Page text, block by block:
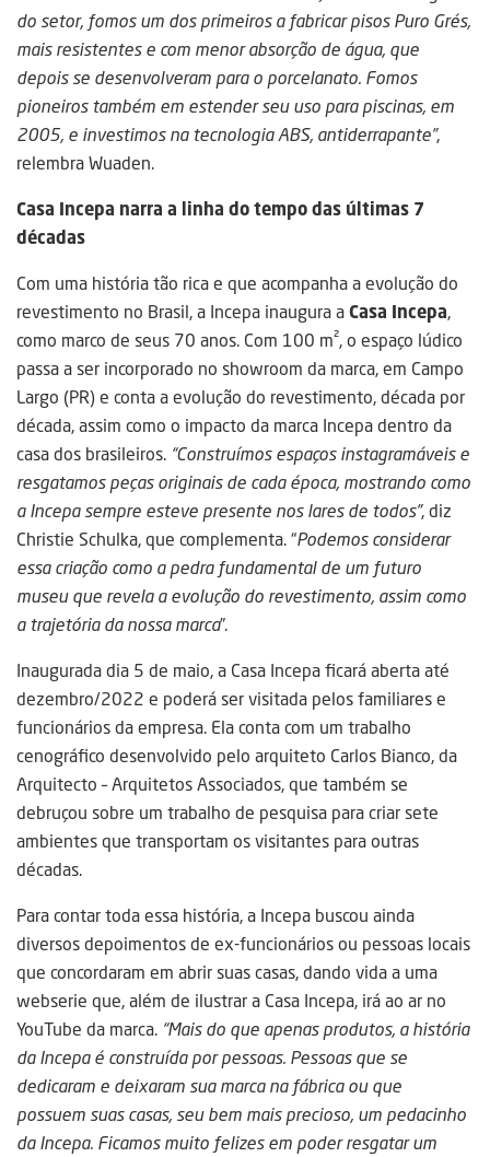
do setor, fomos um dos primeiros a fabricar pisos Puro Grés,
mais resistentes e com menor absorção de água, que
depois se desenvolveram para o porcelanato. Fomos
pioneiros também em estender seu uso para piscinas, em
2005, e investimos na tecnologia ABS, antiderrapante”,
relembra Wuaden.
Casa Incepa narra a linha do tempo das últimas 7
décadas
Com uma história tão rica e que acompanha a evolução do
revestimento no Brasil, a Incepa inaugura aCasa Incepa,
como marco de seus 70 anos. Com 100 m², o espaço lúdico
passa a ser incorporado no showroom da marca, em Campo
Largo (PR) e conta a evolução do revestimento, década por
década, assim como o impacto da marca Incepa dentro da
casa dos brasileiros. “Construímos espaços instagramáveis e
resgatamos peças originais de cada época, mostrando como
a Incepa sempre esteve presente nos lares de todos”, diz
Christie Schulka, que complementa. “Podemos considerar
essa criação como a pedra fundamental de um futuro
museu que revela a evolução do revestimento, assim como
a trajetória da nossa marca”.
Inaugurada dia 5 de maio, a Casa Incepa ficará aberta até
dezembro/2022 e poderá ser visitada pelos familiares e
funcionários da empresa. Ela conta com um trabalho
cenográfico desenvolvido pelo arquiteto Carlos Bianco, da
Arquitecto – Arquitetos Associados, que também se
debruçou sobre um trabalho de pesquisa para criar sete
ambientes que transportam os visitantes para outras
décadas.
Para contar toda essa história, a Incepa buscou ainda
diversos depoimentos de ex-funcionários ou pessoas locais
que concordaram em abrir suas casas, dando vida a uma
webserie que, além de ilustrar a Casa Incepa, irá ao ar no
YouTube da marca. “Mais do que apenas produtos, a história
da Incepa é construída por pessoas. Pessoas que se
dedicaram e deixaram sua marca na fábrica ou que
possuem suas casas, seu bem mais precioso, um pedacinho
da Incepa. Ficamos muito felizes em poder resgatar um